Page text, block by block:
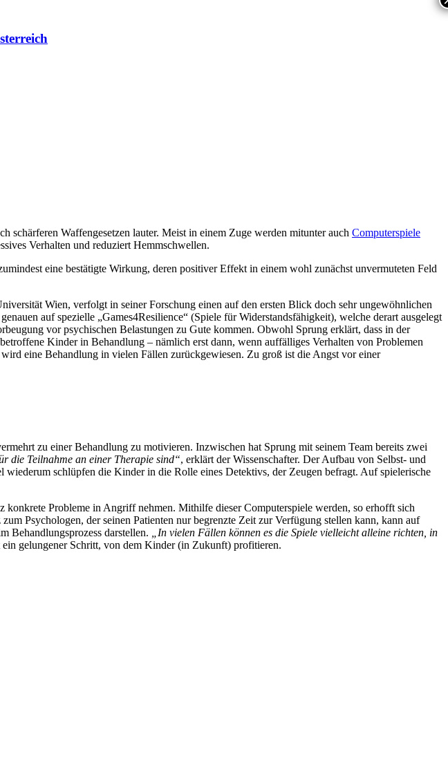
Waffengesetzen lauter. Meist in einem Zuge werden mitunter auch Computerspiele
Verhalten und reduziert Hemmschwellen.
eine bestätigte Wirkung, deren positiver Effekt in einem wohl zunächst unvermuteten Feld
Wien, verfolgt in seiner Forschung einen auf den ersten Blick doch sehr ungewöhnlichen
auf spezielle „Games4Resilience“ (Spiele für Widerstandsfähigkeit), welche derart ausgelegt
vor psychischen Belastungen zu Gute kommen. Obwohl Sprung erklärt, dass in der
Kinder in Behandlung – nämlich erst dann, wenn auffälliges Verhalten von Problemen
eine Behandlung in vielen Fällen zurückgewiesen. Zu groß ist die Angst vor einer
zu einer Behandlung zu motivieren. Inzwischen hat Sprung mit seinem Team bereits zwei
die Teilnahme an einer Therapie sind“, erklärt der Wissenschafter. Der Aufbau von Selbst- und
schlüpfen die Kinder in die Rolle eines Detektivs, der Zeugen befragt. Auf spielerische
Probleme in Angriff nehmen. Mithilfe dieser Computerspiele werden, so erhofft sich
Psychologen, der seinen Patienten nur begrenzte Zeit zur Verfügung stellen kann, kann auf
Behandlungsprozess darstellen.
„In vielen Fällen können es die Spiele vielleicht alleine richten, in
gelungener Schritt, von dem Kinder (in Zukunft) profitieren.